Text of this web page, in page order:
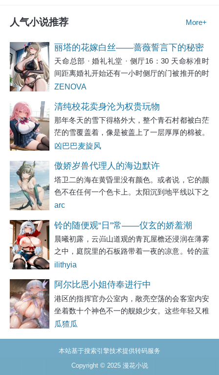
人气小说推荐 More+
丽塔的花嫁白丝——蔷薇誓言下的秘密
纵情
天命总部 · 婚礼礼堂 · 侧厅16：30 天命标准时
间距离婚礼开始还有一小时侧厅的门被推开的时
候，丽塔正站在落地镜前面。蔷薇誓言已经穿好
每一粒珍珠扣都在它该在的位置上。幽
ZENOVA
清纯校花卖身沦为权贵玩物
那年冬天的雪下得格外大，整个青石村都被白茫
茫的雪覆盖着，像是被盖上了一层厚厚的棉被。
村口那棵老槐树的枝丫被雪压得低垂，偶尔有风
家院子的墙角边，用冻得通红的小手轻轻拂去梅
凶巴巴麦旋风
傲娇岁兽代理人的海边默许
塔卫二的海在黄昏里没有颜色。或者说，它的颜
色不在任何一个色卡上。太阳沉到地平线以下之
后，天空从铁锈色过渡到紫灰，再从紫灰沉入墨
夜的颜色，是青灰与银白之间的某处，被源石尘
悬
arc
铃的随便观“日”常——仪玄的娇羞潮
吹，叶瞬光橘福福的深夜百合，以及晨
间的群交淫趴
晨曦初露，云岿山道观的青瓦屋檐还浸润在薄雾
之中，庭院里的石板路带着一夜的凉意。铃的蓝
灰色短发随着她轻快的步伐微微晃动，头顶那根
欠，揉着惺忪的睡眼，赤着脚踩在冰凉的石板
上，凉
ilithyia
阿尔比恩小姐侍奉进行中
港区的指挥官办公室内，敞亮空荡的会客室内安
坐着数十个神色不一的舰娘少女。这些年轻又稚
嫩而又成熟的女舰娘们时不时目光投向到玻璃茶
地方邮寄到指挥官办公室的录像带在刚
瓜猹瓜
本站基于搜索引擎技术提供转码服务
Copyright © 2025 漫花小说